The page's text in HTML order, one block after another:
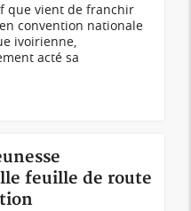
que vient de franchir
convention nationale
ivoirienne,
acté sa
feuille de route